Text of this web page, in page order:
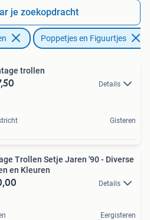
je zoekopdracht
Poppetjes en Figuurtjes
trollen
Details
Gisteren
Trollen Setje Jaren '90 - Diverse
en Kleuren
Details
Eergisteren